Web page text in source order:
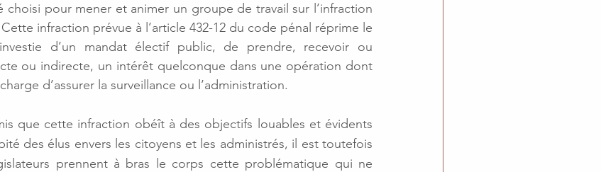
pour mener et animer un groupe de travail sur l’infraction
infraction prévue à l’article 432-12 du code pénal réprime le
d’un mandat électif public, de prendre, recevoir ou
ou indirecte, un intérêt quelconque dans une opération dont
d’assurer la surveillance ou l’administration.
que cette infraction obéît à des objectifs louables et évidents
des élus envers les citoyens et les administrés, il est toutefois
prennent à bras le corps cette problématique qui ne